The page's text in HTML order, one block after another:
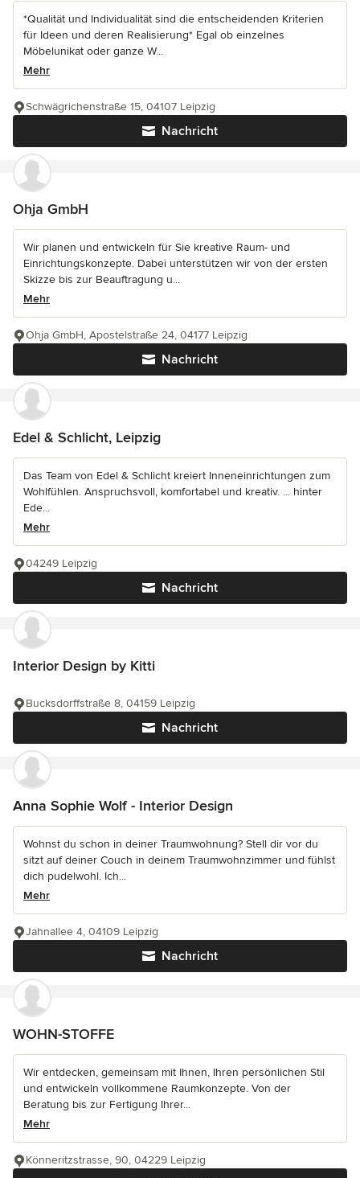
*Qualität und Individualität sind die entscheidenden Kriterien
für Ideen und deren Realisierung* Egal ob einzelnes
Möbelunikat oder ganze W...
Mehr
Nachricht
Schwägrichenstraße 15, 04107 Leipzig
Ohja GmbH
Wir planen und entwickeln für Sie kreative Raum- und
Einrichtungskonzepte. Dabei unterstützen wir von der ersten
Skizze bis zur Beauftragung u...
Mehr
Nachricht
Ohja GmbH, Apostelstraße 24, 04177 Leipzig
Edel & Schlicht, Leipzig
Das Team von Edel & Schlicht kreiert Inneneinrichtungen zum
Wohlfühlen. Anspruchsvoll, komfortabel und kreativ. ... hinter
Ede...
Mehr
Nachricht
04249 Leipzig
Interior Design by Kitti
Nachricht
Bucksdorffstraße 8, 04159 Leipzig
Anna Sophie Wolf - Interior Design
Wohnst du schon in deiner Traumwohnung? Stell dir vor du
sitzt auf deiner Couch in deinem Traumwohnzimmer und fühlst
dich pudelwohl. Ich...
Mehr
Nachricht
Jahnallee 4, 04109 Leipzig
WOHN-STOFFE
Wir entdecken, gemeinsam mit Ihnen, Ihren persönlichen Stil
und entwickeln vollkommene Raumkonzepte. Von der
Beratung bis zur Fertigung Ihrer...
Mehr
Könneritzstrasse, 90, 04229 Leipzig